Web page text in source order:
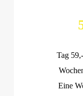
Tag
Eine